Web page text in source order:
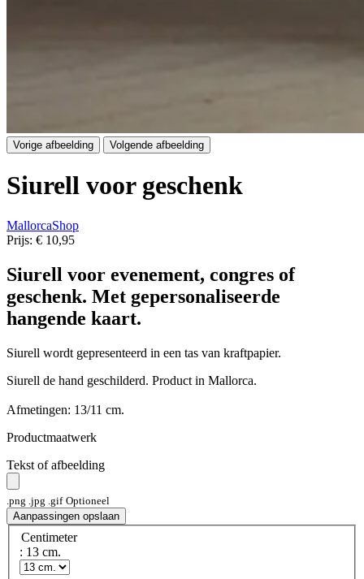
Vorige afbeelding Volgende afbeelding
Siurell voor geschenk
MallorcaShop
Prijs: € 10,95
Siurell voor evenement, congres of
geschenk. Met gepersonaliseerde
hangende kaart.
Siurell wordt gepresenteerd in een tas van kraftpapier.
Siurell de hand geschilderd. Product in Mallorca.
Afmetingen: 13/11 cm.
Productmaatwerk
Tekst of afbeelding
.png .jpg .gif Optioneel
Aanpassingen opslaan
Centimeter
: 13 cm.